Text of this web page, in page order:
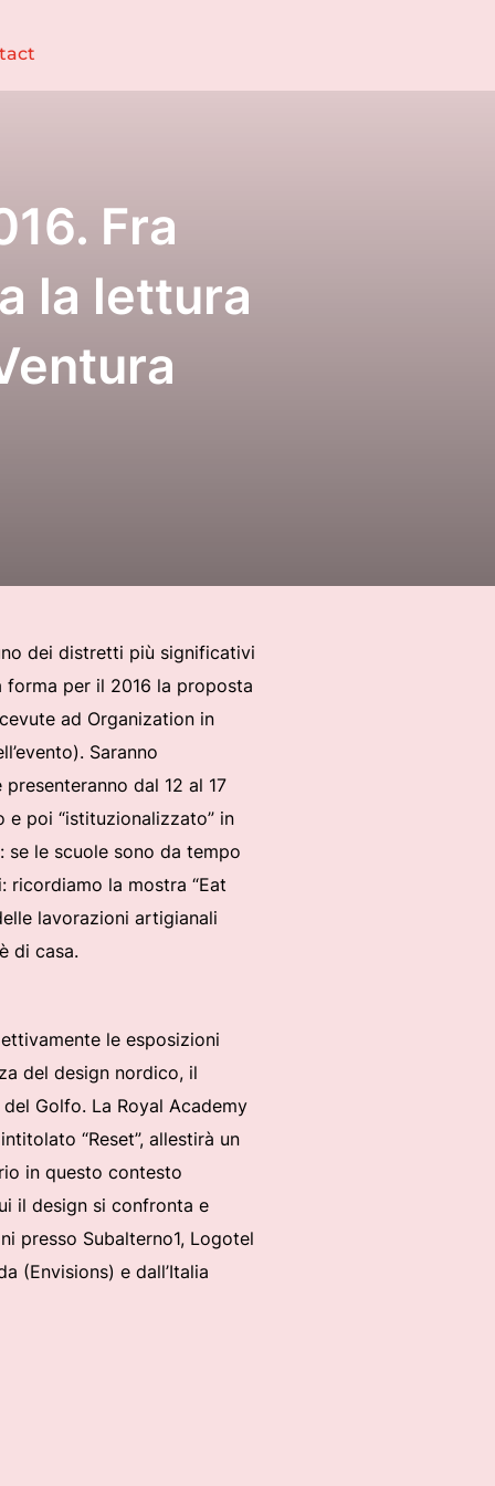
Fra
la lettura
dei distretti più significativi
forma per il 2016 la proposta
ad Organization in
Saranno
dal 12 al 17
poi “istituzionalizzato” in
se le scuole sono da tempo
ricordiamo la mostra “Eat
lavorazioni artigianali
di casa.
le esposizioni
del design nordico, il
Golfo. La Royal Academy
“Reset”, allestirà un
in questo contesto
il design si confronta e
presso Subalterno1, Logotel
(Envisions) e dall’Italia